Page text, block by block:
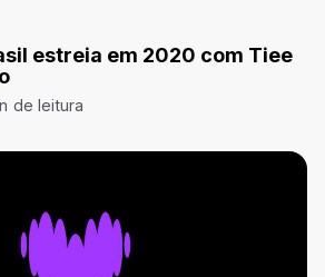
estreia em 2020 com Tiee
de leitura